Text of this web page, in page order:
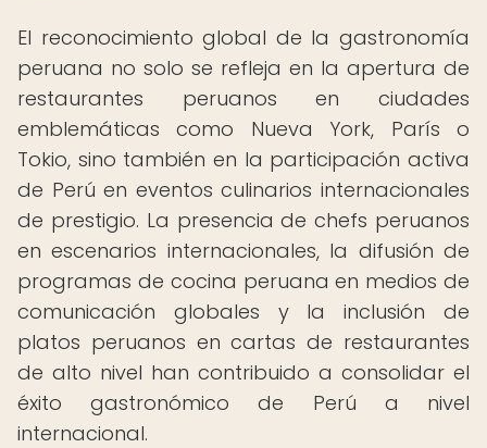
El reconocimiento global de la gastronomía
peruana no solo se refleja en la apertura de
restaurantes peruanos en ciudades
emblemáticas como Nueva York, París o
Tokio, sino también en la participación activa
de Perú en eventos culinarios internacionales
de prestigio. La presencia de chefs peruanos
en escenarios internacionales, la difusión de
programas de cocina peruana en medios de
comunicación globales y la inclusión de
platos peruanos en cartas de restaurantes
de alto nivel han contribuido a consolidar el
éxito gastronómico de Perú a nivel
internacional.